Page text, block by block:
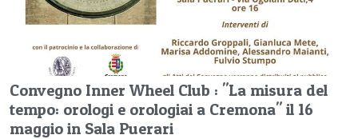
Convegno Inner Wheel Club : "La misura del
tempo: orologi e orologiai a Cremona" il 16
maggio in Sala Puerari